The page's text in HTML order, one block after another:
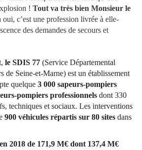
! Tout va très bien Monsieur le
oui, c’est une profession livrée à elle-
des demandes de secours et
le SDIS 77 (Service Départemental
de Seine-et-Marne) est un établissement
quelque 3 000 sapeurs-pompiers
pompiers professionnels dont 330
techniques et sociaux. Les interventions
900 véhicules répartis sur 80 sites dans
2018 de 171,9 M€ dont 137,4 M€